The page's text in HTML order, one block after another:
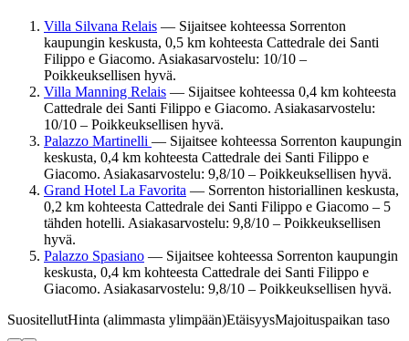
Villa Silvana Relais — Sijaitsee kohteessa Sorrenton
kaupungin keskusta, 0,5 km kohteesta Cattedrale dei Santi
Filippo e Giacomo. Asiakasarvostelu: 10/10 –
Poikkeuksellisen hyvä.
Villa Manning Relais — Sijaitsee kohteessa 0,4 km kohteesta
Cattedrale dei Santi Filippo e Giacomo. Asiakasarvostelu:
10/10 – Poikkeuksellisen hyvä.
Palazzo Martinelli — Sijaitsee kohteessa Sorrenton kaupungin
keskusta, 0,4 km kohteesta Cattedrale dei Santi Filippo e
Giacomo. Asiakasarvostelu: 9,8/10 – Poikkeuksellisen hyvä.
Grand Hotel La Favorita — Sorrenton historiallinen keskusta,
0,2 km kohteesta Cattedrale dei Santi Filippo e Giacomo – 5
tähden hotelli. Asiakasarvostelu: 9,8/10 – Poikkeuksellisen
hyvä.
Palazzo Spasiano — Sijaitsee kohteessa Sorrenton kaupungin
keskusta, 0,4 km kohteesta Cattedrale dei Santi Filippo e
Giacomo. Asiakasarvostelu: 9,8/10 – Poikkeuksellisen hyvä.
SuositellutHinta (alimmasta ylimpään)EtäisyysMajoituspaikan taso